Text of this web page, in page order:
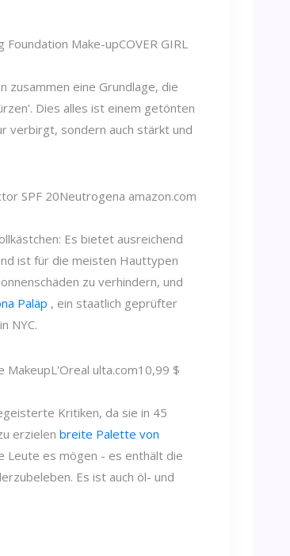
Foundation Make-upCOVER GIRL
zusammen eine Grundlage, die
Dies alles ist einem getönten
verbirgt, sondern auch stärkt und
SPF 20Neutrogena amazon.com
Es bietet ausreichend
ist für die meisten Hauttypen
zu verhindern, und
Paläp , ein staatlich geprüfter
NYC.
MakeupL'Oreal ulta.com10,99 $
Kritiken, da sie in 45
erzielen breite Palette von
Leute es mögen - es enthält die
Es ist auch öl- und